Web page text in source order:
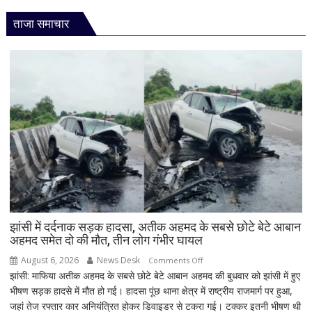
ताजा समाचार
झांसी में दर्दनाक सड़क हादसा, अतीक अहमद के सबसे छोटे बेटे आबान
अहमद समेत दो की मौत, तीन लोग गंभीर घायल
August 6, 2026 News Desk Comments Offon
झांसी
में
दर्दनाक
झांसी: माफिया अतीक अहमद के सबसे छोटे बेटे आबान अहमद की बुधवार को झांसी में हुए
भीषण सड़क हादसे में मौत हो गई। हादसा पूंछ थाना क्षेत्र में राष्ट्रीय राजमार्ग पर हुआ,
जहां तेज रफ्तार कार अनियंत्रित होकर डिवाइडर से टकरा गई। टक्कर इतनी भीषण थी